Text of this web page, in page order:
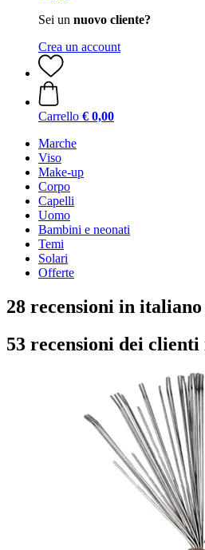
Sei un nuovo cliente?
Crea un account
Carrello € 0,00
Marche
Viso
Make-up
Corpo
Capelli
Uomo
Bambini e neonati
Temi
Solari
Offerte
28 recensioni in
53 recensioni dei